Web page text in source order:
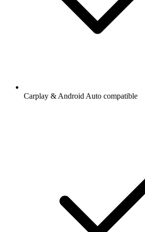
Carplay & Android Auto compatible